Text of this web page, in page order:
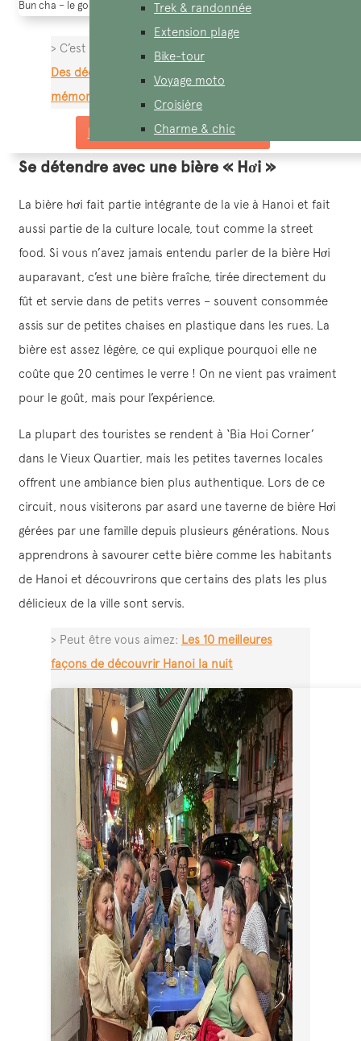
Trek & randonnée
Extension plage
Bike-tour
Voyage moto
Croisière
Charme & chic
Bun cha – le goût spécial de Hanoï
> C’est pour vous:
Des découvertes uniques pour des souvenirs
mémorables
Demandez un devis sur mesure
Se détendre avec une bière « Hơi »
La bière hơi fait partie intégrante de la vie à Hanoi et fait
aussi partie de la culture locale, tout comme la street
food. Si vous n’avez jamais entendu parler de la bière Hơi
auparavant, c’est une bière fraîche, tirée directement du
fût et servie dans de petits verres – souvent consommée
assis sur de petites chaises en plastique dans les rues. La
bière est assez légère, ce qui explique pourquoi elle ne
coûte que 20 centimes le verre ! On ne vient pas vraiment
pour le goût, mais pour l’expérience.
La plupart des touristes se rendent à ‘Bia Hoi Corner’
dans le Vieux Quartier, mais les petites tavernes locales
offrent une ambiance bien plus authentique. Lors de ce
circuit, nous visiterons par asard une taverne de bière Hơi
gérées par une famille depuis plusieurs générations. Nous
apprendrons à savourer cette bière comme les habitants
de Hanoi et découvrirons que certains des plats les plus
délicieux de la ville sont servis.
> Peut être vous aimez: Les 10 meilleures
façons de découvrir Hanoi la nuit